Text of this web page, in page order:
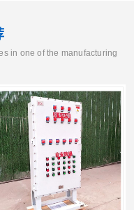
in one of the manufacturing